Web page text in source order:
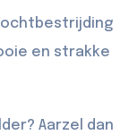
en strakke
Aarzel dan